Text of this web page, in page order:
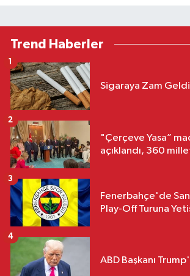
Trend Haberler
Sigaraya Zam
1
"Çerçeve Yasa”
açıklandı, 360
2
Fenerbahçe'de
Play-Off Turuna
3
ABD Başkanı
4